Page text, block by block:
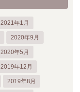
2021年1月
2020年9月
2020年5月
2019年12月
2019年8月